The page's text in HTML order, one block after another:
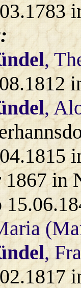
,
,
1867 in
,